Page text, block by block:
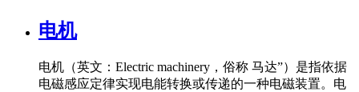
电机
电机（英文：Electric machinery，俗称 马达”）是指依据
电磁感应定律实现电能转换或传递的一种电磁装置。电